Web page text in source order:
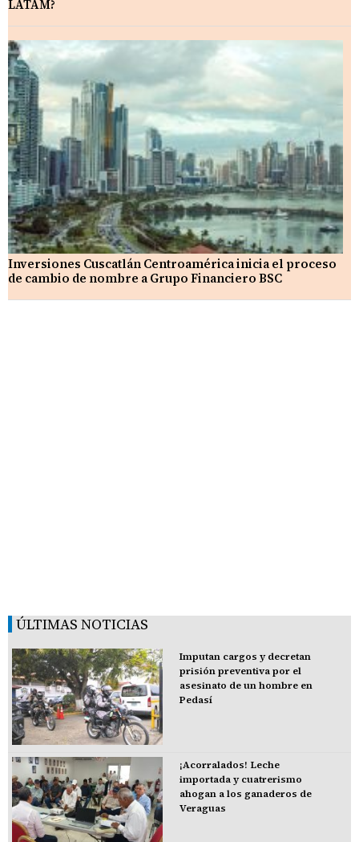
LATAM?
Inversiones Cuscatlán Centroamérica inicia el proceso
de cambio de nombre a Grupo Financiero BSC
ÚLTIMAS NOTICIAS
Imputan cargos y decretan
prisión preventiva por el
asesinato de un hombre en
Pedasí
¡Acorralados! Leche
importada y cuatrerismo
ahogan a los ganaderos de
Veraguas